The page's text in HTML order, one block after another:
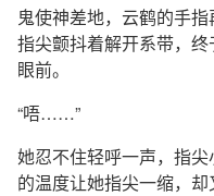
鬼使神差地，云鹤的手指
指尖颤抖着解开系带，
眼前。
“唔……”
她忍不住轻呼一声，指
的温度让她指尖一缩，却